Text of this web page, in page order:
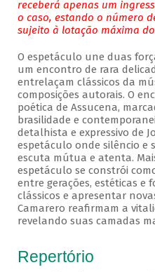
receberá apenas um
o caso, estando o número
sujeito à lotação máxima
O espetáculo une duas
um encontro de rara
entrelaçam clássicos da
composições autorais. O
poética de Assucena,
brasilidade e
detalhista e expressivo de
espetáculo onde silêncio e
escuta mútua e atenta.
espetáculo se constrói
entre gerações, estéticas e
clássicos e apresentar
Camarero reafirmam a
revelando suas camadas
Repertório